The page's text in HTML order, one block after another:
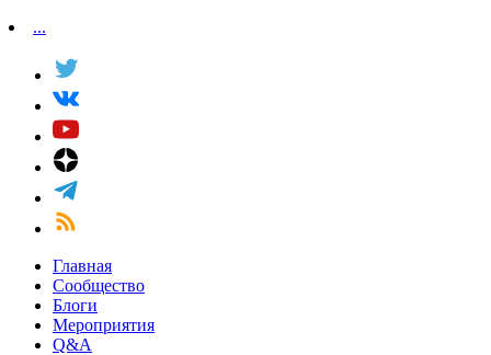
...
Главная
Сообщество
Блоги
Мероприятия
Q&A